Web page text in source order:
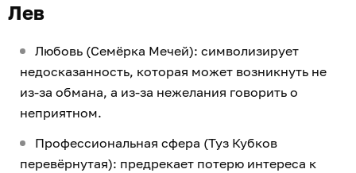
Лев
Любовь (Семёрка Мечей): символизирует
недосказанность, которая может возникнуть не
из-за обмана, а из-за нежелания говорить о
неприятном.
Профессиональная сфера (Туз Кубков
перевёрнутая): предрекает потерю интереса к